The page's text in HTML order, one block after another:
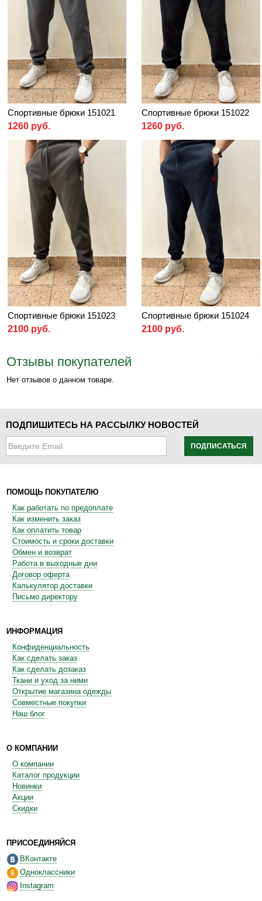
Спортивные брюки 151021
1260 руб.
Спортивные брюки 151022
1260 руб.
Спортивные брюки 151023
2100 руб.
Спортивные брюки 151024
2100 руб.
Отзывы покупателей
Нет отзывов о данном товаре.
ПОДПИШИТЕСЬ НА РАССЫЛКУ НОВОСТЕЙ
ПОДПИСАТЬСЯ
ПОМОЩЬ ПОКУПАТЕЛЮ
Как работать по предоплате
Как изменить заказ
Как оплатить товар
Стоимость и сроки доставки
Обмен и возврат
Работа в выходные дни
Договор оферта
Калькулятор доставки
Письмо директору
ИНФОРМАЦИЯ
Конфиденциальность
Как сделать заказ
Как сделать дозаказ
Ткани и уход за ними
Открытие магазина одежды
Совместные покупки
Наш блог
О КОМПАНИИ
О компании
Каталог продукции
Новинки
Акции
Скидки
ПРИСОЕДИНЯЙСЯ
ВКонтакте
Одноклассники
Instagram